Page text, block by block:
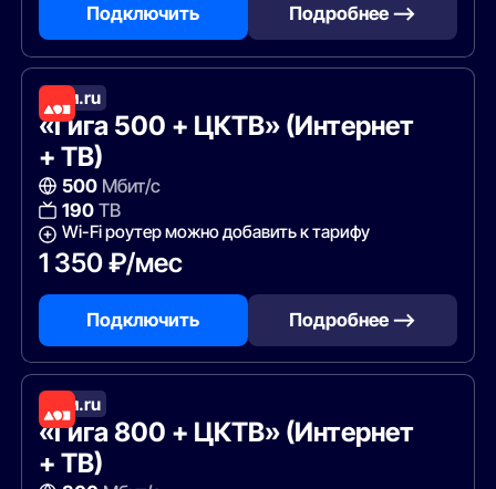
Подключить Подробнее —>
Дом.ru
«Гига 500 + ЦКТВ» (Интернет
+ ТВ)
500Мбит/с
190ТВ
Wi-Fi роутер можно добавить к тарифу
1 350 ₽/мес
Подключить Подробнее —>
Дом.ru
«Гига 800 + ЦКТВ» (Интернет
+ ТВ)